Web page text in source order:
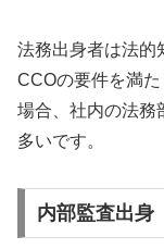
法務出身者は法的
CCOの要件を満
場合、社内の法務
多いです。
内部監査出身